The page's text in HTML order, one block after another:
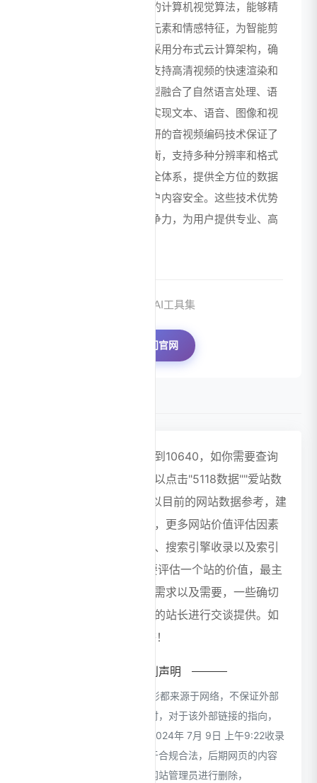
势：首先，基于腾讯自研的计算机视觉算法，能够精
准识别视频内容中的关键元素和情感特征，为智能剪
辑提供强大支撑；其次，采用分布式云计算架构，确
保视频处理的高效稳定，支持高清视频的快速渲染和
导出；第三，多模态AI模型融合了自然语言处理、语
音识别和图像生成技术，实现文本、语音、图像和视
频的无缝转换；第四，自研的音视频编码技术保证了
视频质量和传输效率的平衡，支持多种分辨率和格式
输出；最后，依托腾讯安全体系，提供全方位的数据
加密和隐私保护，确保用户内容安全。这些技术优势
共同构成了平台的核心竞争力，为用户提供专业、高
来源：AI工具集
访问官网
腾讯智影浏览人数已经达到10640，如你需要查询
该站的相关权重信息，可以点击"5118数据""爱站数
据""Chinaz数据"进入； 以目前的网站数据参考，建
议大家请以爱站数据为准，更多网站价值评估因素
如：腾讯智影的访问速度、搜索引擎收录以及索引
量、用户体验等； 当然要评估一个站的价值，最主
要还是需要根据您自身的需求以及需要，一些确切
的数据则需要找腾讯智影的站长进行交谈提供。如
该站的IP、PV、跳出率等！
特别声明
本站CloudsAI提供的腾讯智影都来源于网络，不保证外部
链接的准确性和完整性，同时，对于该外部链接的指向，
不由CloudsAI实际控制，在2024年 7月 9日 上午9:22收录
时，该网页上的内容，都属于合规合法，后期网页的内容
如出现违规，可以直接联系网站管理员进行删除，